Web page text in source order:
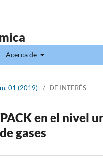
Acerca de
01 (2019) / DE INTERÉS
en el nivel
gases